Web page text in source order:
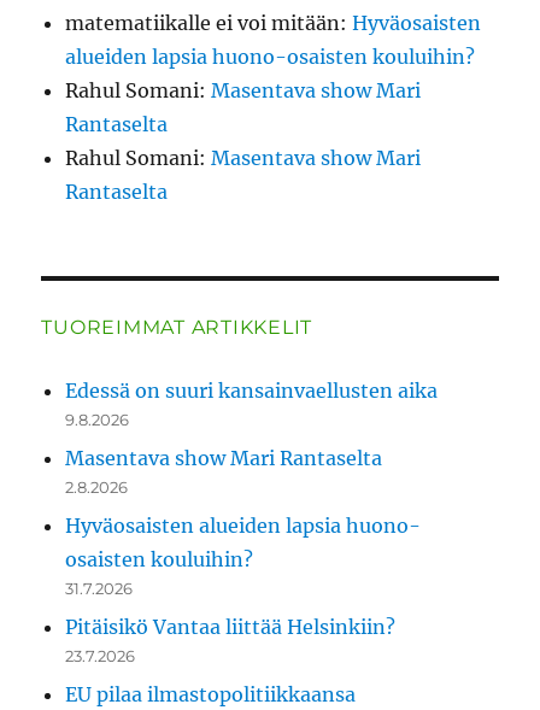
matematiikalle ei voi mitään:Hyväosaisten
alueiden lapsia huono-osaisten kouluihin?
Rahul Somani:Masentava show Mari
Rantaselta
Rahul Somani:Masentava show Mari
Rantaselta
TUOREIMMAT ARTIKKELIT
Edessä on suuri kansainvaellusten aika
9.8.2026
Masentava show Mari Rantaselta
2.8.2026
Hyväosaisten alueiden lapsia huono-
osaisten kouluihin?
31.7.2026
Pitäisikö Vantaa liittää Helsinkiin?
23.7.2026
EU pilaa ilmastopolitiikkaansa